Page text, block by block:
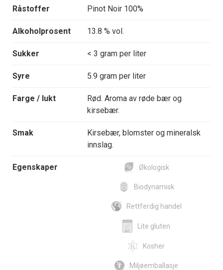
Råstoffer Pinot Noir 100%
Alkoholprosent 13.8 % vol.
Sukker < 3 gram per liter
Syre 5.9 gram per liter
Farge / lukt
Rød. Aroma av røde bær og
kirsebær.
Smak
Kirsebær, blomster og mineralsk
innslag.
Egenskaper Økologisk
Biodynamisk
Rettferdig handel
Lite gluten
Kosher
Miljøemballasje